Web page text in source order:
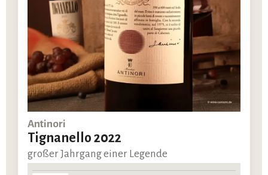
Antinori
Tignanello 2022
großer Jahrgang einer Legende